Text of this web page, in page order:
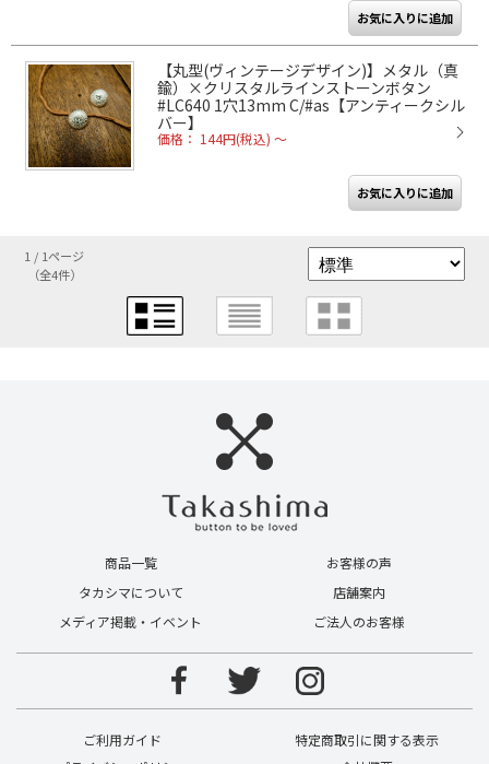
【丸型(ヴィンテージデザイン)】メタル（真
鍮）×クリスタルラインストーンボタン
#LC640 1穴13mm C/#as【アンティークシル
バー】
価格： 144円(税込) ～
1 / 1ページ
（全4件）
商品一覧
お客様の声
タカシマについて
店舗案内
メディア掲載・イベント
ご法人のお客様
ご利用ガイド
特定商取引に関する表示